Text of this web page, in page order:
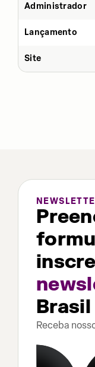
Administrador
Lançamento
Site
Brasil
Receba